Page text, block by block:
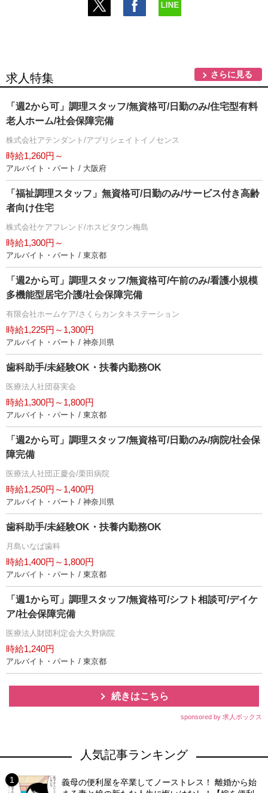
求人特集 さらに見る
「週2から可」調理スタッフ/無資格可/日勤のみ/住宅型有料
老人ホーム/社会保障完備
株式会社アテンダント/アプリシェイトイノセンス
時給1,260円～
アルバイト・パート / 大阪府
「福祉調理スタッフ」無資格可/日勤のみ/サービス付き高齢
者向け住宅
株式会社ケアフレンド/ホスピタウン梅島
時給1,300円～
アルバイト・パート / 東京都
「週2から可」調理スタッフ/無資格可/午前のみ/看護小規模
多機能型居宅介護/社会保障完備
有限会社ホームケア/さくらカンタキステーション
時給1,225円～1,300円
アルバイト・パート / 神奈川県
歯科助手/未経験OK・扶養内勤務OK
医療法人社団葵実会
時給1,300円～1,800円
アルバイト・パート / 東京都
「週2から可」調理スタッフ/無資格可/日勤のみ/病院/社会保
障完備
医療法人社団正慶会/栗田病院
時給1,250円～1,400円
アルバイト・パート / 神奈川県
歯科助手/未経験OK・扶養内勤務OK
月島いなば歯科
時給1,400円～1,800円
アルバイト・パート / 東京都
「週1から可」調理スタッフ/無資格可/シフト相談可/デイケ
ア/社会保障完備
医療法人財団利定会大久野病院
時給1,240円
アルバイト・パート / 東京都
続きはこちら
sponsored by 求人ボックス
人気記事ランキング
義母の便利屋を卒業してノーストレス！ 離婚から始